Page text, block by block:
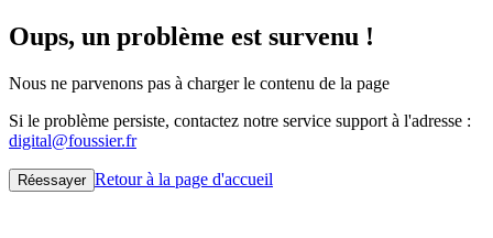
Oups, un problème est survenu !
Nous ne parvenons pas à charger le contenu de la page
Si le problème persiste, contactez notre service support à l'adresse :
digital@foussier.fr
Réessayer Retour à la page d'accueil